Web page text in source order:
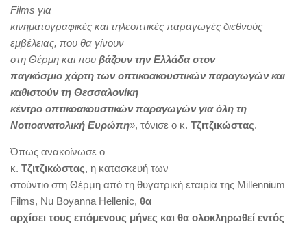
Films για
κινηματογραφικές και τηλεοπτικές παραγωγές διεθνούς
εμβέλειας, που θα γίνουν
στη Θέρμη και που βάζουν την Ελλάδα στον
παγκόσμιο χάρτη των οπτικοακουστικών παραγωγών και
καθιστούν τη Θεσσαλονίκη
κέντρο οπτικοακουστικών παραγωγών για όλη τη
Νοτιοανατολική Ευρώπη», τόνισε ο κ. Τζιτζικώστας.
Όπως ανακοίνωσε ο
κ. Τζιτζικώστας, η κατασκευή των
στούντιο στη Θέρμη από τη θυγατρική εταιρία της Millennium
Films, Nu Boyanna Hellenic, θα
αρχίσει τους επόμενους μήνες και θα ολοκληρωθεί εντός